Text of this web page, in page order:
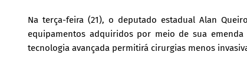
Na terça-feira (21), o deputado estadual Alan
equipamentos adquiridos por meio de sua
tecnologia avançada permitirá cirurgias menos